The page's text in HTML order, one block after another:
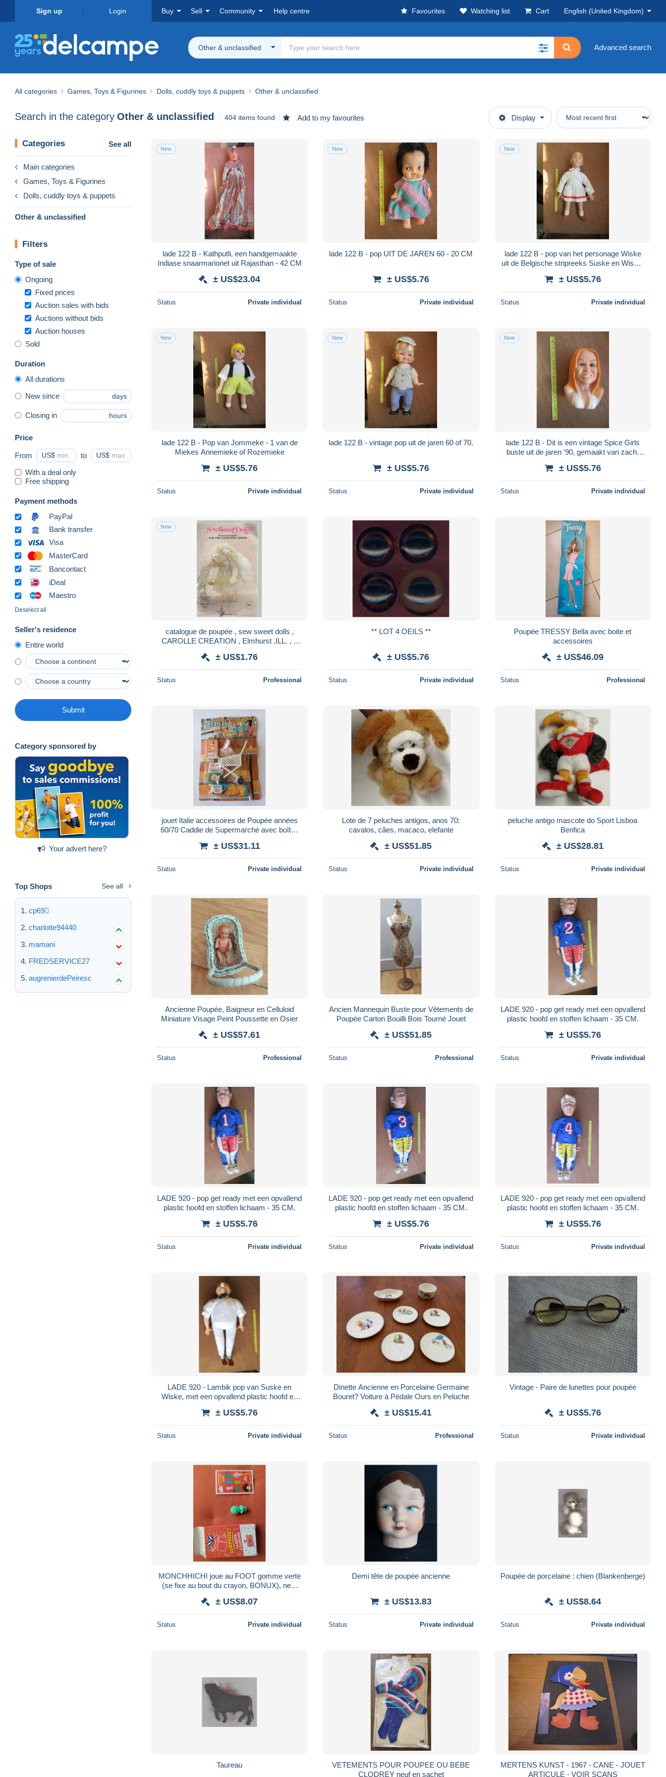
Sign up Login Buy Sell Community Help centre Favourites Watching list Cart English (United Kingdom)
Other & unclassified Advanced search
All categories Games, Toys & Figurines Dolls, cuddly toys & puppets Other & unclassified
Search in the category Other & unclassified 404 items found Add to my favourites Display
Categories See all
Main categories
Games, Toys & Figurines
Dolls, cuddly toys & puppets
Other & unclassified
Filters
Type of sale
Ongoing
Fixed prices
Auction sales with bids
Auctions without bids
Auction houses
Sold
Duration
All durations
New since days
Closing in hours
Price
From US$ to US$
With a deal only
Free shipping
Payment methods
PayPal
Bank transfer
Visa
MasterCard
Bancontact
iDeal
Maestro
Deselect all
Seller's residence
Entire world
Submit
Category sponsored by
Your advert here?
Top Shops See all
cp69
charlotte94440
mamani
FREDSERVICE27
augrenierdePeiresc
New
lade 122 B - Kathputli, een handgemaakte
Indiase snaarmarionet uit Rajasthan - 42 CM
± US$23.04
Status Private individual
New
lade 122 B - pop UIT DE JAREN 60 - 20 CM
± US$5.76
Status Private individual
New
lade 122 B - pop van het personage Wiske
uit de Belgische stripreeks Suske en Wiske.
± US$5.76
Status Private individual
New
lade 122 B - Pop van Jommeke - 1 van de
Miekes Annemieke of Rozemieke
± US$5.76
Status Private individual
New
lade 122 B - vintage pop uit de jaren 60 of 70.
± US$5.76
Status Private individual
New
lade 122 B - Dit is een vintage Spice Girls
buste uit de jaren '90, gemaakt van zacht
± US$5.76
Status Private individual
New
catalogue de poupée , sew sweet dolls ,
CAROLLE CREATION , Elmhurst ,ILL. , 6
± US$1.76
Status Professional
** LOT 4 OEILS **
± US$5.76
Status Private individual
Poupée TRESSY Bella avec boite et
accessoires
± US$46.09
Status Professional
jouet Italie accessoires de Poupée années
60/70 Caddie de Supermarché avec boîtes
± US$31.11
Status Private individual
Lote de 7 peluches antigos, anos 70:
cavalos, cães, macaco, elefante
± US$51.85
Status Private individual
peluche antigo mascote do Sport Lisboa
Benfica
± US$28.81
Status Private individual
Ancienne Poupée, Baigneur en Celluloid
Miniature Visage Peint Poussette en Osier
± US$57.61
Status Professional
Ancien Mannequin Buste pour Vêtements de
Poupée Carton Bouilli Bois Tourné Jouet
± US$51.85
Status Professional
LADE 920 - pop get ready met een opvallend
plastic hoofd en stoffen lichaam - 35 CM.
± US$5.76
Status Private individual
LADE 920 - pop get ready met een opvallend
plastic hoofd en stoffen lichaam - 35 CM.
± US$5.76
Status Private individual
LADE 920 - pop get ready met een opvallend
plastic hoofd en stoffen lichaam - 35 CM.
± US$5.76
Status Private individual
LADE 920 - pop get ready met een opvallend
plastic hoofd en stoffen lichaam - 35 CM.
± US$5.76
Status Private individual
LADE 920 - Lambik pop van Suske en
Wiske, met een opvallend plastic hoofd en
± US$5.76
Status Private individual
Dinette Ancienne en Porcelaine Germaine
Bouret? Voiture à Pédale Ours en Peluche
± US$15.41
Status Professional
Vintage - Paire de lunettes pour poupée
± US$5.76
Status Private individual
MONCHHICHI joue au FOOT gomme verte
(se fixe au bout du crayon, BONUX), neuf
± US$8.07
Status Private individual
Demi tête de poupée ancienne
± US$13.83
Status Private individual
Poupée de porcelaine : chien (Blankenberge)
± US$8.64
Status Private individual
Taureau
VETEMENTS POUR POUPEE OU BEBE
CLODREY neuf en sachet
MERTENS KUNST - 1967 - CANE - JOUET
ARTICULE - VOIR SCANS